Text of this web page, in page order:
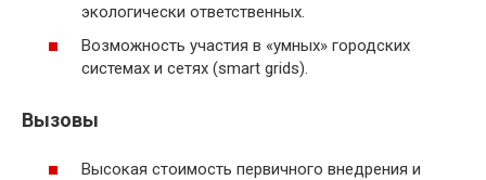
экологически ответственных.
Возможность участия в «умных» городских
системах и сетях (smart grids).
Вызовы
Высокая стоимость первичного внедрения и